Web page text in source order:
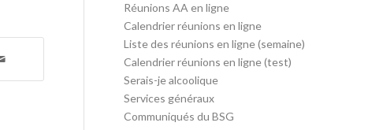
Réunions AA en ligne
Calendrier réunions en ligne
Liste des réunions en ligne (semaine)
Calendrier réunions en ligne (test)
Serais-je alcoolique
Services généraux
Communiqués du BSG